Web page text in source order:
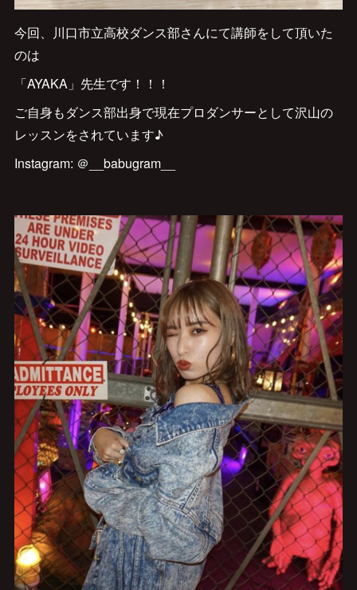
今回、川口市立高校ダンス部さんにて講師をして頂いた
のは
「AYAKA」先生です！！！
ご自身もダンス部出身で現在プロダンサーとして沢山の
レッスンをされています♪
Instagram: ＠__babugram__